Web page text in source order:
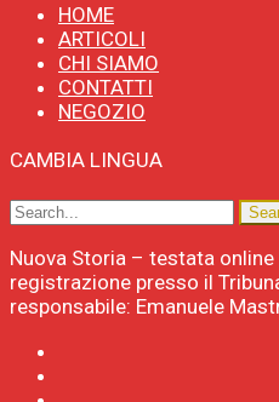
HOME
ARTICOLI
CHI SIAMO
CONTATTI
NEGOZIO
CAMBIA LINGUA
Nuova Storia – testata
registrazione presso il
responsabile: Emanuele